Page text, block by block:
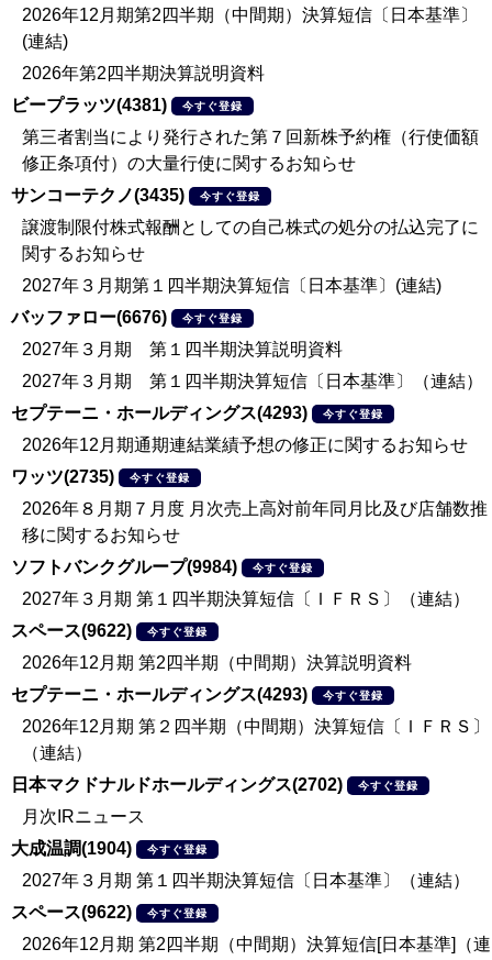
2026年12月期第2四半期（中間期）決算短信〔日本基準〕
(連結)
2026年第2四半期決算説明資料
ビープラッツ(4381)
今すぐ登録
第三者割当により発行された第７回新株予約権（行使価額
修正条項付）の大量行使に関するお知らせ
サンコーテクノ(3435)
今すぐ登録
譲渡制限付株式報酬としての自己株式の処分の払込完了に
関するお知らせ
2027年３月期第１四半期決算短信〔日本基準〕(連結)
バッファロー(6676)
今すぐ登録
2027年３月期 第１四半期決算説明資料
2027年３月期 第１四半期決算短信〔日本基準〕（連結）
セプテーニ・ホールディングス(4293)
今すぐ登録
2026年12月期通期連結業績予想の修正に関するお知らせ
ワッツ(2735)
今すぐ登録
2026年８月期７月度 月次売上高対前年同月比及び店舗数推
移に関するお知らせ
ソフトバンクグループ(9984)
今すぐ登録
2027年３月期 第１四半期決算短信〔ＩＦＲＳ〕（連結）
スペース(9622)
今すぐ登録
2026年12月期 第2四半期（中間期）決算説明資料
セプテーニ・ホールディングス(4293)
今すぐ登録
2026年12月期 第２四半期（中間期）決算短信〔ＩＦＲＳ〕
（連結）
日本マクドナルドホールディングス(2702)
今すぐ登録
月次IRニュース
大成温調(1904)
今すぐ登録
2027年３月期 第１四半期決算短信〔日本基準〕（連結）
スペース(9622)
今すぐ登録
2026年12月期 第2四半期（中間期）決算短信[日本基準]（連